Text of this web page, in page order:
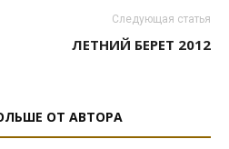
Следующая статья
ЛЕТНИЙ БЕРЕТ 2012
ОТ АВТОРА